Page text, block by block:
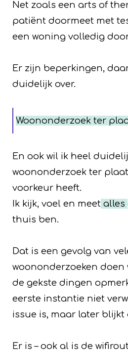
Net zoals een arts of
patiënt doormeet met
een woning volledig
Er zijn beperkingen,
duidelijk over.
Woononderzoek ter
En ook wil ik heel
woononderzoek ter
voorkeur heeft.
Ik kijk, voel en meet alles
thuis ben.
Dat is een gevolg van
woononderzoeken doen
de gekste dingen
eerste instantie niet
issue is, maar later blijkt
Er is – ook al is de